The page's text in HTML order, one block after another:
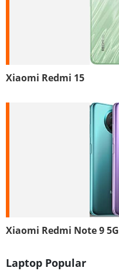
Xiaomi Redmi 15
Xiaomi Redmi Note 9 5G
Laptop Popular